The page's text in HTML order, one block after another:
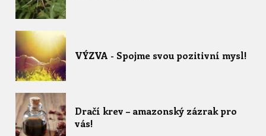
VÝZVA - Spojme svou pozitivní mysl!
Dračí krev – amazonský zázrak pro
vás!